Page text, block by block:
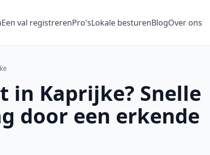
Een val registrerenPro'sLokale besturenBlogOver ons
in Kaprijke? Snelle
door een erkende